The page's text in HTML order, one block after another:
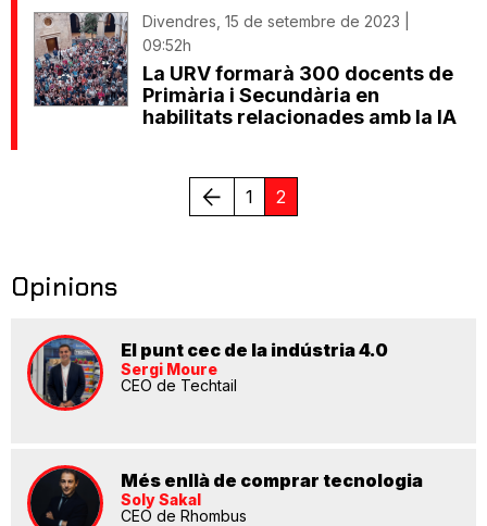
Divendres, 15 de setembre de 2023 |
09:52h
La URV formarà 300 docents de
Primària i Secundària en
habilitats relacionades amb la IA
Anterior
1 2
Opinions
El punt cec de la indústria 4.0
Sergi Moure
CEO de Techtail
Més enllà de comprar tecnologia
Soly Sakal
CEO de Rhombus